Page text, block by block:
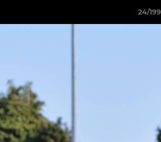
24/199